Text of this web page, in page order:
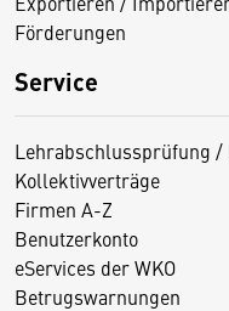
Förderungen
Service
Lehrabschlussprüfung /
Kollektivverträge
Firmen A-Z
Benutzerkonto
eServices der WKO
Betrugswarnungen